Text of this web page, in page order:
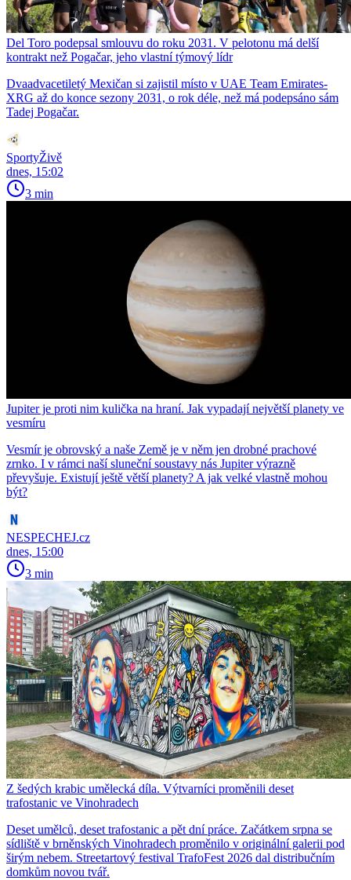
Del Toro podepsal smlouvu do roku 2031. V pelotonu má delší
kontrakt než Pogačar, jeho vlastní týmový lídr
Dvaadvacetiletý Mexičan si zajistil místo v UAE Team Emirates-
XRG až do konce sezony 2031, o rok déle, než má podepsáno sám
Tadej Pogačar.
SportyŽivě
dnes, 15:02
3 min
Jupiter je proti nim kulička na hraní. Jak vypadají největší planety ve
vesmíru
Vesmír je obrovský a naše Země je v něm jen drobné prachové
zrnko. I v rámci naší sluneční soustavy nás Jupiter výrazně
převyšuje. Existují ještě větší planety? A jak velké vlastně mohou
být?
NESPECHEJ.cz
dnes, 15:00
3 min
Z šedých krabic umělecká díla. Výtvarníci proměnili deset
trafostanic ve Vinohradech
Deset umělců, deset trafostanic a pět dní práce. Začátkem srpna se
sídliště v brněnských Vinohradech proměnilo v originální galerii pod
širým nebem. Streetartový festival TrafoFest 2026 dal distribučním
domkům novou tvář.